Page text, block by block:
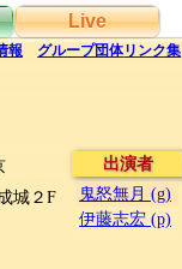
Live
報 グループ団体リンク集
城２F
出演者
鬼怒無月 (g)
伊藤志宏 (p)